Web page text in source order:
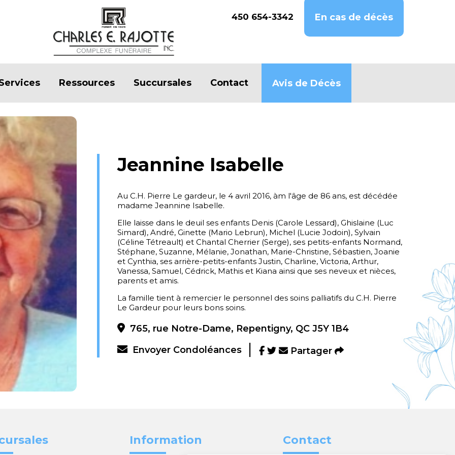
450 654-3342 En cas de décès
Ressources Succursales Contact Avis de Décès
Jeannine Isabelle
Au C.H. Pierre Le gardeur, le 4 avril 2016, àm l'âge de 86 ans, est décédée
madame Jeannine Isabelle.
Elle laisse dans le deuil ses enfants Denis (Carole Lessard), Ghislaine (Luc
Simard), André, Ginette (Mario Lebrun), Michel (Lucie Jodoin), Sylvain
(Céline Tétreault) et Chantal Cherrier (Serge), ses petits-enfants Normand,
Stéphane, Suzanne, Mélanie, Jonathan, Marie-Christine, Sébastien, Joanie
et Cynthia, ses arrière-petits-enfants Justin, Charline, Victoria, Arthur,
Vanessa, Samuel, Cédrick, Mathis et Kiana ainsi que ses neveux et nièces,
parents et amis.
La famille tient à remercier le personnel des soins palliatifs du C.H. Pierre
Le Gardeur pour leurs bons soins.
765, rue Notre-Dame, Repentigny, QC J5Y 1B4
Envoyer Condoléances
Partager
Information Contact